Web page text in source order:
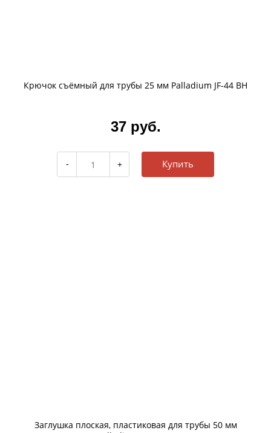
Крючок съёмный для трубы 25 мм Palladium JF-44 BH
37 руб.
Купить
Заглушка плоская, пластиковая для трубы 50 мм